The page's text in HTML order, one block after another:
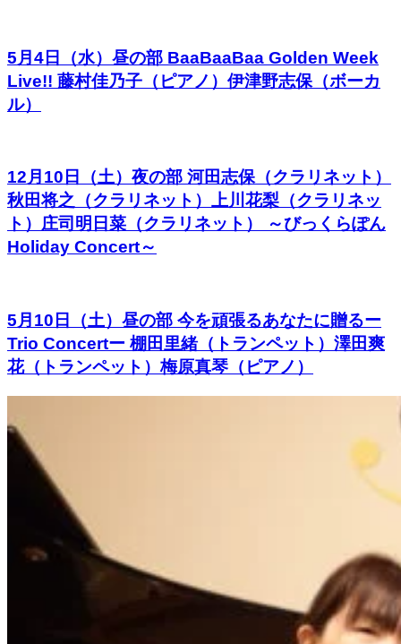
5月4日（水）昼の部 BaaBaaBaa Golden Week
Live!! 藤村佳乃子（ピアノ）伊津野志保（ボーカ
ル）
12月10日（土）夜の部 河田志保（クラリネット）
秋田将之（クラリネット）上川花梨（クラリネッ
ト）庄司明日菜（クラリネット） ～びっくらぽん
Holiday Concert～
5月10日（土）昼の部 今を頑張るあなたに贈るー
Trio Concertー 棚田里緒（トランペット）澤田爽
花（トランペット）梅原真琴（ピアノ）